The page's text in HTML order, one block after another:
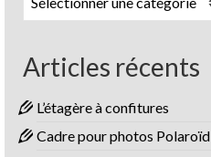
Articles récents
L’étagère à confitures
Cadre pour photos Polaroïd